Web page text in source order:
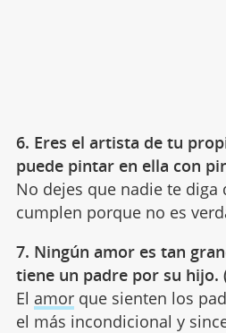
6. Eres el artista de tu
puede pintar en ella con
No dejes que nadie te diga
cumplen porque no es
7. Ningún amor es tan
tiene un padre por su hijo.
El amorque sienten los
el más incondicional y